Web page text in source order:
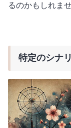
るのかもしれませ
特定のシナ